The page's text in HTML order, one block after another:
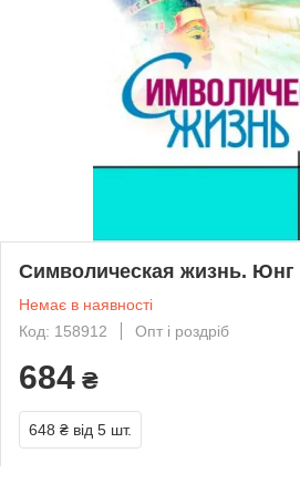
Символическая жизнь. Юнг
Немає в наявності
Код: 158912
Опт і роздріб
684 ₴
648 ₴ від 5 шт.